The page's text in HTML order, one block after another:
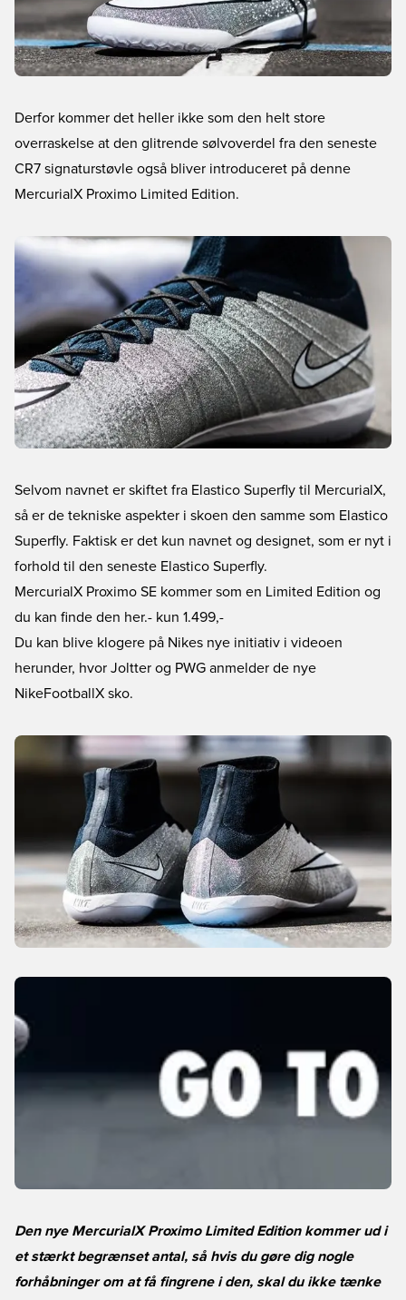
Derfor kommer det heller ikke som den helt store
overraskelse at den glitrende sølvoverdel fra den seneste
CR7 signaturstøvle også bliver introduceret på denne
MercurialX Proximo Limited Edition.
Selvom navnet er skiftet fra Elastico Superfly til MercurialX,
så er de tekniske aspekter i skoen den samme som Elastico
Superfly. Faktisk er det kun navnet og designet, som er nyt i
forhold til den seneste Elastico Superfly.
MercurialX Proximo SE kommer som en Limited Edition og
du kan finde den her.- kun 1.499,-
Du kan blive klogere på Nikes nye initiativ i videoen
herunder, hvor Joltter og PWG anmelder de nye
NikeFootballX sko.
Den nye MercurialX Proximo Limited Edition kommer ud i
et stærkt begrænset antal, så hvis du gøre dig nogle
forhåbninger om at få fingrene i den, skal du ikke tænke